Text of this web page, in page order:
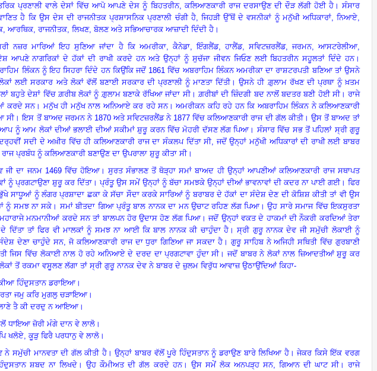
ਪ੍ਰਣਾਲੀ ਵਾਲੇ ਦੇਸਾਂ ਵਿੱਚ ਆਪੋ ਆਪਣੇ ਦੇਸ ਨੂੰ ਬਿਹਤਰੀਨ, ਕਲਿਆਣਕਾਰੀ ਰਾਜ ਦਰਸਾਉਣ ਦੀ ਦੌੜ ਲੱਗੀ ਹੋਈ ਹੈ।ਸੰਸਾਰ
ਹੈ ਕਿ ਉਸ ਦੇਸ ਦੀ ਰਾਜਨੀਤਕ ਪ੍ਰਸ਼ਾਸਨਿਕ ਪ੍ਰਣਾਲੀ ਚੰਗੀ ਹੈ, ਜਿਹੜੀ ਉੱਥੋਂ ਦੇ ਵਸਨੀਕਾਂ ਨੂੰ ਮਨੁੱਖੀ ਅਧਿਕਾਰਾਂ, ਨਿਆਏ,
ਆਰਥਿਕ, ਰਾਜਨੀਤਕ, ਲਿਖਣ, ਬੋਲਣ ਅਤੇ ਸਭਿਆਚਾਰਕ ਆਜ਼ਾਦੀ ਦਿੰਦੀ ਹੈ ।
ਨਜ਼ਰ ਮਾਰਿਆਂ ਇਹ ਸੁਣਿਆ ਜਾਂਦਾ ਹੈ ਕਿ ਅਮਰੀਕਾ, ਕੈਨੇਡਾ, ਇੰਗਲੈਂਡ, ਹਾਲੈਂਡ, ਸਵਿਟਜ਼ਰਲੈਂਡ, ਜਰਮਨ, ਆਸਟਰੇਲੀਆ,
ਆਪਣੇ ਨਾਗਰਿਕਾਂ ਦੇ ਹੱਕਾਂ ਦੀ ਰਾਖੀ ਕਰਦੇ ਹਨ ਅਤੇ ਉਨ੍ਹਾਂ ਨੂੰ ਸੁਚੱਜਾ ਜੀਵਨ ਜਿਓਣ ਲਈ ਬਿਹਤਰੀਨ ਸਹੂਲਤਾਂ ਦਿੰਦੇ ਹਨ।
ਲਿੰਕਨ ਨੂੰ ਇਹ ਸਿਹਰਾ ਦਿੰਦੇ ਹਨ ਕਿਉਂਕਿ ਜਦੋਂ 1861 ਵਿੱਚ ਅਬਰਾਹਿਮ ਲਿੰਕਨ ਅਮਰੀਕਾ ਦਾ ਰਾਸ਼ਟਰਪਤੀ ਬਣਿਆ ਤਾਂ ਉਸਨੇ
ਲਈ ਸਰਕਾਰ ਅਤੇ ਲੋਕਾਂ ਵੱਲੋਂ ਬਣਾਈ ਸਰਕਾਰ ਦੀ ਪ੍ਰਣਾਲੀ ਨੂੰ ਮਾਣਤਾ ਦਿੱਤੀ।ਉਸਨੇ ਹੀ ਗ਼ੁਲਾਮ ਰੱਖਣ ਦੀ ਪ੍ਰਥਾ ਨੂੰ ਖ਼ਤਮ
ਬਹੁਤੇ ਦੇਸ਼ਾਂ ਵਿੱਚ ਗ਼ਰੀਬ ਲੋਕਾਂ ਨੂੰ ਗ਼ੁਲਾਮ ਬਣਾਕੇ ਰੱਖਿਆ ਜਾਂਦਾ ਸੀ। ਗ਼ਰੀਬਾਂ ਦੀ ਜ਼ਿੰਦਗੀ ਬਦ ਨਾਲੋਂ ਬਦਤਰ ਬਣੀ ਹੋਈ ਸੀ। ਰਾਜੇ
ਕਰਦੇ ਸਨ। ਮਨੁੱਖ ਹੀ ਮਨੁੱਖ ਨਾਲ ਅਨਿਆਏ ਕਰ ਰਹੇ ਸਨ।ਅਮਰੀਕਨ ਕਹਿ ਰਹੇ ਹਨ ਕਿ ਅਬਰਾਹਿਮ ਲਿੰਕਨ ਨੇ ਕਲਿਆਣਕਾਰੀ
ਸੀ।ਇਸ ਤੋਂ ਬਾਅਦ ਜਰਮਨ ਨੇ 1870 ਅਤੇ ਸਵਿਟਜ਼ਰਲੈਂਡ ਨੇ 1877 ਵਿੱਚ ਕਲਿਆਣਕਾਰੀ ਰਾਜ ਦੀ ਗੱਲ ਕੀਤੀ। ਉਸ ਤੋਂ ਬਾਅਦ ਤਾਂ
ਨੂੰ ਆਮ ਲੋਕਾਂ ਦੀਆਂ ਭਲਾਈ ਦੀਆਂ ਸਕੀਮਾਂ ਸ਼ੁਰੂ ਕਰਨ ਵਿੱਚ ਮੋਹਰੀ ਦੱਸਣ ਲੱਗ ਪਿਆ। ਸੰਸਾਰ ਵਿੱਚ ਸਭ ਤੋਂ ਪਹਿਲਾਂ ਸ੍ਰੀ ਗੁਰੂ
ਸਦੀ ਦੇ ਅਖ਼ੀਰ ਵਿੱਚ ਹੀ ਕਲਿਆਣਕਾਰੀ ਰਾਜ ਦਾ ਸੰਕਲਪ ਦਿੱਤਾ ਸੀ, ਜਦੋਂ ਉਨ੍ਹਾਂ ਮਨੁੱਖੀ ਅਧਿਕਾਰਾਂ ਦੀ ਰਾਖੀ ਲਈ ਬਾਬਰ
ਪ੍ਰਬੰਧ ਨੂੰ ਕਲਿਆਣਕਾਰੀ ਬਣਾਉਣ ਦਾ ਉਪਰਾਲਾ ਸ਼ੁਰੂ ਕੀਤਾ ਸੀ।
ਜੀ ਦਾ ਜਨਮ 1469 ਵਿੱਚ ਹੋਇਆ। ਸੁਰਤ ਸੰਭਾਲਣ ਤੋਂ ਥੋੜ੍ਹਾ ਸਮਾਂ ਬਾਅਦ ਹੀ ਉਨ੍ਹਾਂ ਆਪਣੀਆਂ ਕਲਿਆਣਕਾਰੀ ਰਾਜ ਸਥਾਪਤ
ਨੂੰ ਪ੍ਰਗਟਾਉਣਾ ਸ਼ੁਰੂ ਕਰ ਦਿੱਤਾ । ਪ੍ਰੰਤੂ ਉਸ ਸਮੇਂ ਉਨ੍ਹਾਂ ਨੂੰ ਬੱਚਾ ਸਮਝਕੇ ਉਨ੍ਹਾਂ ਦੀਆਂ ਭਾਵਨਾਵਾਂ ਦੀ ਕਦਰ ਨਾ ਪਾਈ ਗਈ। ਫਿਰ
ਸਾਧੂਆਂ ਨੂੰ ਲੰਗਰ ਪ੍ਰਸ਼ਾਦਾ ਛਕਾ ਕੇ ਸੱਚਾ ਸੌਦਾ ਕਰਕੇ ਸਾਰਿਆਂ ਨੂੰ ਬਰਾਬਰ ਦੇ ਹੱਕਾਂ ਦਾ ਸੰਦੇਸ਼ ਦੇਣ ਦੀ ਕੋਸ਼ਿਸ਼ ਕੀਤੀ ਤਾਂ ਵੀ ਉਸ
ਨੂੰ ਸਮਝ ਨਾ ਸਕੇ । ਸਮਾਂ ਬੀਤਦਾ ਗਿਆ ਪ੍ਰੰਤੂ ਬਾਲ ਨਾਨਕ ਦਾ ਮਨ ਉਚਾਟ ਰਹਿਣ ਲੱਗ ਪਿਆ।ਉਹ ਸਾਰੇ ਸਮਾਜ ਵਿੱਚ ਇਕਸੁਰਤਾ
ਮਨਮਾਨੀਆਂ ਕਰਦੇ ਸਨ ਤਾਂ ਬਾਲਪਨ ਹੋਰ ਉਦਾਸ ਹੋਣ ਲੱਗ ਪਿਆ।ਜਦੋਂ ਉਨ੍ਹਾਂ ਵਕਤ ਦੇ ਹਾਕਮਾਂ ਦੀ ਨੌਕਰੀ ਕਰਦਿਆਂ ਤੇਰਾ
ਦਿੱਤਾ ਤਾਂ ਫਿਰ ਵੀ ਮਾਲਕਾਂ ਨੂੰ ਸਮਝ ਨਾ ਆਈ ਕਿ ਬਾਲ ਨਾਨਕ ਕੀ ਚਾਹੁੰਦਾ ਹੈ।ਸ੍ਰੀ ਗੁਰੂ ਨਾਨਕ ਦੇਵ ਜੀ ਸਮੁੱਚੀ ਲੋਕਾਈ ਨੂੰ
ਦੇਣਾ ਚਾਹੁੰਦੇ ਸਨ, ਜੋ ਕਲਿਆਣਕਾਰੀ ਰਾਜ ਦਾ ਧੁਰਾ ਗਿਣਿਆ ਜਾ ਸਕਦਾ ਹੈ। ਗੁਰੂ ਸਾਹਿਬ ਨੇ ਅਜਿਹੀ ਸਥਿਤੀ ਵਿੱਚ ਗੁਰਬਾਣੀ
ਜਿਸ ਵਿੱਚ ਲੋਕਾਈ ਨਾਲ ਹੋ ਰਹੇ ਅਨਿਆਏ ਦੇ ਦਰਦ ਦਾ ਪ੍ਰਗਟਾਵਾ ਹੁੰਦਾ ਸੀ। ਜਦੋਂ ਬਾਬਰ ਨੇ ਲੋਕਾਂ ਨਾਲ ਜ਼ਿਆਦਤੀਆਂ ਸ਼ੁਰੂ ਕਰ
ਤੋਂ ਰਕਮਾ ਵਸੂਲਣ ਲੱਗਾ ਤਾਂ ਸ੍ਰੀ ਗੁਰੂ ਨਾਨਕ ਦੇਵ ਨੇ ਬਾਬਰ ਦੇ ਜ਼ੁਲਮ ਵਿਰੁੱਧ ਆਵਾਜ਼ ਉਠਾਉਂਦਿਆਂ ਕਿਹਾ-
ਹਿੰਦੁਸਤਾਨ ਡਰਾਇਆ।
ਜਮੁ ਕਰਿ ਮੁਗਲੁ ਚੜਾਇਆ।
ਤੈ ਕੀ ਦਰਦੁ ਨ ਆਇਆ।
ਧਾਇਆ ਜ਼ੋਰੀ ਮੰਗੇ ਦਾਨ ਵੇ ਲਾਲੋ ।
ਖਲੋਏ , ਕੂੜੁ ਫਿਰੈ ਪਰਧਾਨੁ ਵੇ ਲਾਲੋ ।
ਨੇ ਸਮੁੱਚੀ ਮਾਨਵਤਾ ਦੀ ਗੱਲ ਕੀਤੀ ਹੈ। ਉਨ੍ਹਾਂ ਬਾਬਰ ਵੱਲੋਂ ਪੂਰੇ ਹਿੰਦੁਸਤਾਨ ਨੂੰ ਡਰਾਉਣ ਬਾਰੇ ਲਿਖਿਆ ਹੈ।ਜੇਕਰ ਕਿਸੇ ਇੱਕ ਵਰਗ
ਸ਼ਬਦ ਨਾ ਲਿਖਦੇ ।ਉਹ ਕੌਮੀਅਤ ਦੀ ਗੱਲ ਕਰਦੇ ਹਨ। ਉਸ ਸਮੇਂ ਲੋਕ ਅਨਪੜ੍ਹ ਸਨ, ਗਿਆਨ ਦੀ ਘਾਟ ਸੀ।ਰਾਜੇ